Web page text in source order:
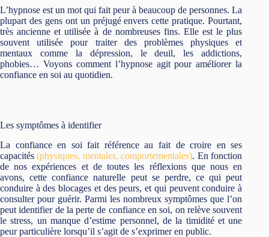
L’hypnose est un mot qui fait peur à beaucoup de personnes. La
plupart des gens ont un préjugé envers cette pratique. Pourtant,
très ancienne et utilisée à de nombreuses fins. Elle est le plus
souvent utilisée pour traiter des problèmes physiques et
mentaux comme la dépression, le deuil, les addictions,
phobies… Voyons comment l’hypnose agit pour améliorer la
confiance en soi au quotidien.
Les symptômes à identifier
La confiance en soi fait référence au fait de croire en ses
capacités(physiques, mentales, comportementales). En fonction
de nos expériences et de toutes les réflexions que nous en
avons, cette confiance naturelle peut se perdre, ce qui peut
conduire à des blocages et des peurs, et qui peuvent conduire à
consulter pour guérir. Parmi les nombreux symptômes que l’on
peut identifier de la perte de confiance en soi, on relève souvent
le stress, un manque d’estime personnel, de la timidité et une
peur particulière lorsqu’il s’agit de s’exprimer en public.